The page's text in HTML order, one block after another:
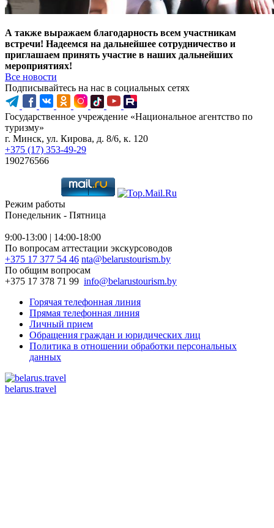
А также выражаем благодарность всем участникам
встречи! Надеемся на дальнейшее сотрудничество и
приглашаем принять участие в наших дальнейших
мероприятиях!
Все новости
Подписывайтесь на нас в социальных сетях
Государственное учреждение «Национальное агентство по
туризму»
г. Минск, ул. Кирова, д. 8/6, к. 120
+375 (17) 353-49-29
190276566
Режим работы
Понедельник - Пятница
9:00-13:00 | 14:00-18:00
По вопросам аттестации экскурсоводов
+375 17 377 54 46 nta@belarustourism.by
По общим вопросам
+375 17 378 71 99 info@belarustourism.by
Горячая телефонная линия
Прямая телефонная линия
Личный прием
Обращения граждан и юридических лиц
Политика в отношении обработки персональных
данных
belarus.travel